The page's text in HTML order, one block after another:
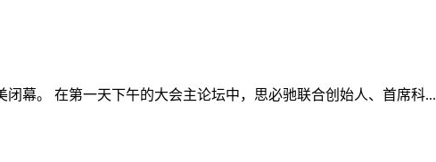
幕。 在第一天下午的大会主论坛中，思必驰联合创始人、首席科...